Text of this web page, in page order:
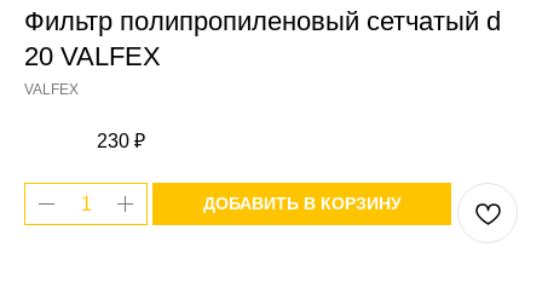
Фильтр полипропиленовый сетчатый d
20 VALFEX
VALFEX
230 ₽
ДОБАВИТЬ В КОРЗИНУ